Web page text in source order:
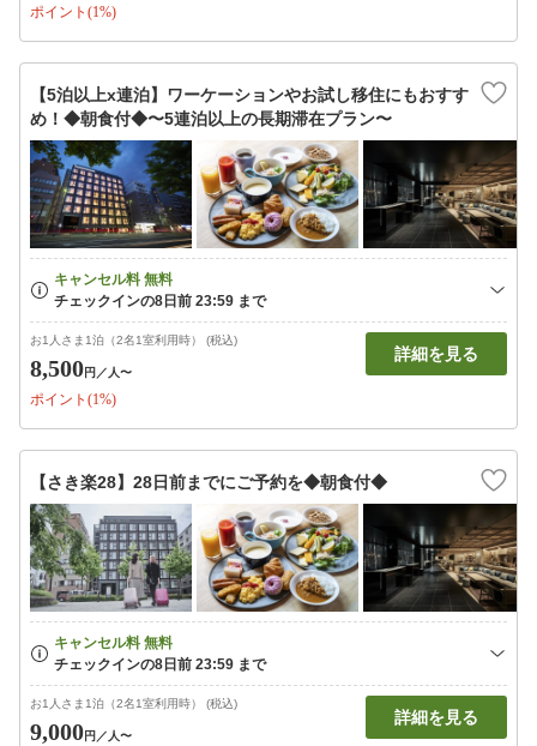
ポイント(1%)
【5泊以上x連泊】ワーケーションやお試し移住にもおすす
め！◆朝食付◆〜5連泊以上の長期滞在プラン〜
お1人さま1泊（2名1室利用時） (税込)
8,500円 ／人〜
ポイント(1%)
詳細を見る
【さき楽28】28日前までにご予約を◆朝食付◆
お1人さま1泊（2名1室利用時） (税込)
9,000円 ／人〜
詳細を見る